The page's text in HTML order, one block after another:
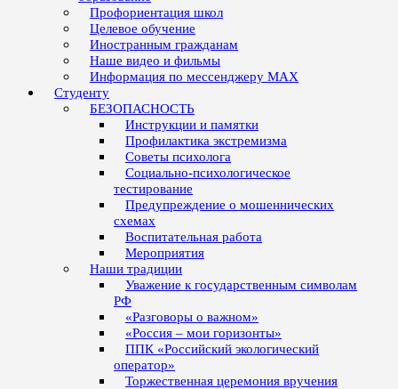
Профориентация школ
Целевое обучение
Иностранным гражданам
Наше видео и фильмы
Информация по мессенджеру MAX
Студенту
БЕЗОПАСНОСТЬ
Инструкции и памятки
Профилактика экстремизма
Советы психолога
Социально-психологическое
тестирование
Предупреждение о мошеннических
схемах
Воспитательная работа
Мероприятия
Наши традиции
Уважение к государственным символам
РФ
«Разговоры о важном»
«Россия – мои горизонты»
ППК «Российский экологический
оператор»
Торжественная церемония вручения